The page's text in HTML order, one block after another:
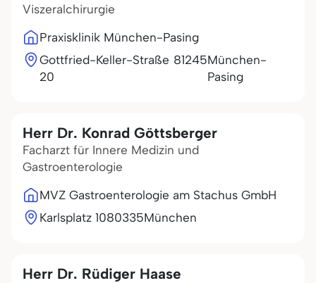
Viszeralchirurgie
Praxisklinik München-Pasing
Gottfried-Keller-Straße
20
81245München-
Pasing
Herr Dr. Konrad Göttsberger
Facharzt für Innere Medizin und
Gastroenterologie
MVZ Gastroenterologie am Stachus GmbH
Karlsplatz 1080335München
Herr Dr. Rüdiger Haase